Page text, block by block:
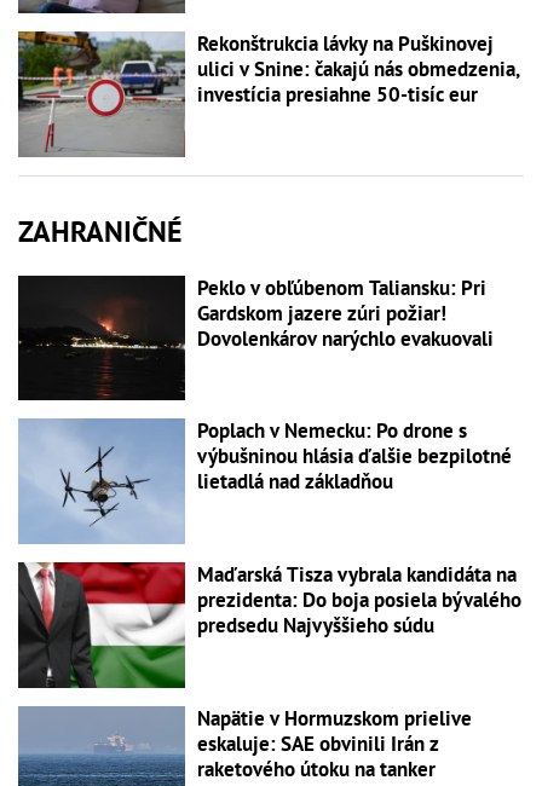
Rekonštrukcia lávky na Puškinovej
ulici v Snine: čakajú nás obmedzenia,
investícia presiahne 50-tisíc eur
ZAHRANIČNÉ
Peklo v obľúbenom Taliansku: Pri
Gardskom jazere zúri požiar!
Dovolenkárov narýchlo evakuovali
Poplach v Nemecku: Po drone s
výbušninou hlásia ďalšie bezpilotné
lietadlá nad základňou
Maďarská Tisza vybrala kandidáta na
prezidenta: Do boja posiela bývalého
predsedu Najvyššieho súdu
Napätie v Hormuzskom prielive
eskaluje: SAE obvinili Irán z
raketového útoku na tanker